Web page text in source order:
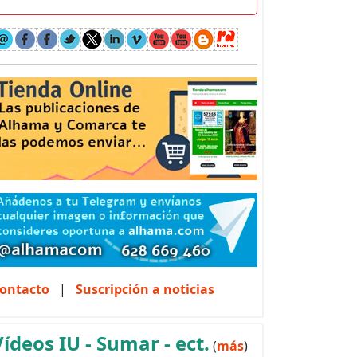
| Suscripción a noticias
IU - Sumar - ect. (más)